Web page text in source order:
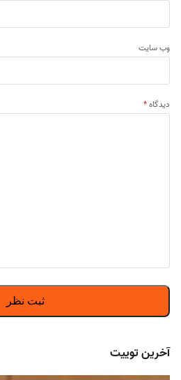
وب‌ سایت
دیدگاه*
آخرین توییت